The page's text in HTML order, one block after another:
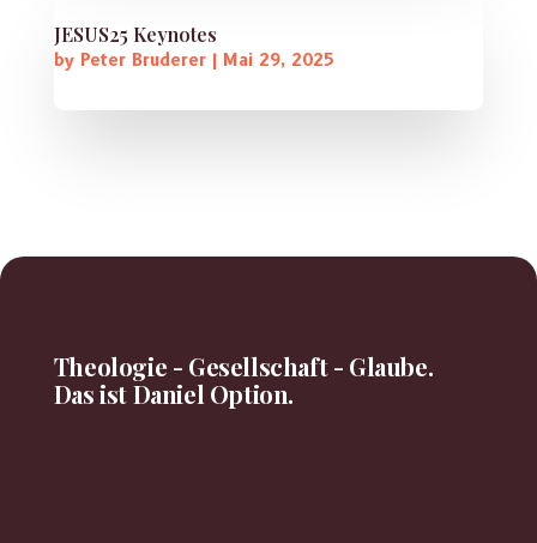
JESUS25 Keynotes
by Peter Bruderer| Mai 29, 2025
Theologie - Gesellschaft - Glaube.
Das ist Daniel Option.